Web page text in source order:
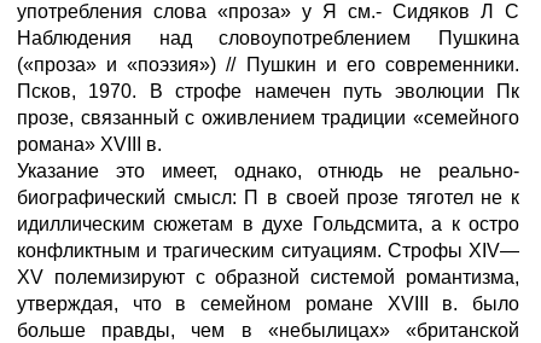
употребления слова «проза» у Я см.- Сидяков Л С
Наблюдения над словоупотреблением Пушкина
(«проза» и «поэзия») // Пушкин и его современники.
Псков, 1970. В строфе намечен путь эволюции Пк
прозе, связанный с оживлением традиции «семейного
романа» XVIII в.
Указание это имеет, однако, отнюдь не реально-
биографический смысл: П в своей прозе тяготел не к
идиллическим сюжетам в духе Гольдсмита, а к остро
конфликтным и трагическим ситуациям. Строфы XIV—
XV полемизируют с образной системой романтизма,
утверждая, что в семейном романе XVIII в. было
больше правды, чем в «небылицах» «британской